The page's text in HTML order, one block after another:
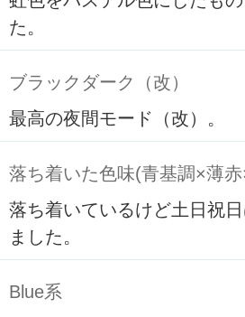
た。
ブラックダーク（改）
最高の夜間モード（改）。
落ち着いた色味(青基調×薄
落ち着いているけど土日祝
ました。
Blue系